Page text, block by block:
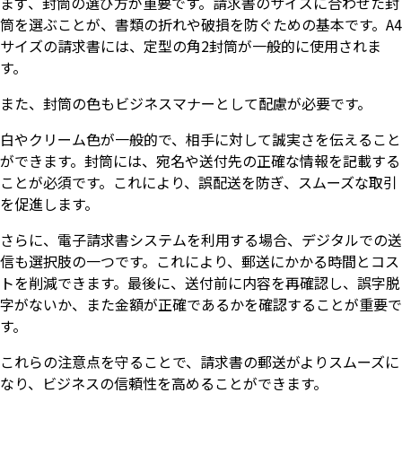
筒を選ぶことが、書類の折れや破損を防ぐための基本です。A4
サイズの請求書には、定型の角2封筒が一般的に使用されま
す。
また、封筒の色もビジネスマナーとして配慮が必要です。
白やクリーム色が一般的で、相手に対して誠実さを伝えること
ができます。封筒には、宛名や送付先の正確な情報を記載する
ことが必須です。これにより、誤配送を防ぎ、スムーズな取引
を促進します。
さらに、電子請求書システムを利用する場合、デジタルでの送
信も選択肢の一つです。これにより、郵送にかかる時間とコス
トを削減できます。最後に、送付前に内容を再確認し、誤字脱
字がないか、また金額が正確であるかを確認することが重要で
す。
これらの注意点を守ることで、請求書の郵送がよりスムーズに
なり、ビジネスの信頼性を高めることができます。